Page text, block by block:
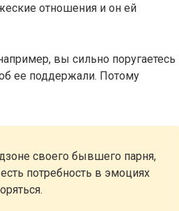
отношения и он ей
вы сильно поругаетесь
ее поддержали. Потому
своего бывшего парня,
потребность в эмоциях